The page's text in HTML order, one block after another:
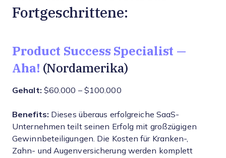
Fortgeschrittene:
Product Success Specialist —
Aha! (Nordamerika)
Gehalt: $60.000 – $100.000
Benefits: Dieses überaus erfolgreiche SaaS-
Unternehmen teilt seinen Erfolg mit großzügigen
Gewinnbeteiligungen. Die Kosten für Kranken-,
Zahn- und Augenversicherung werden komplett